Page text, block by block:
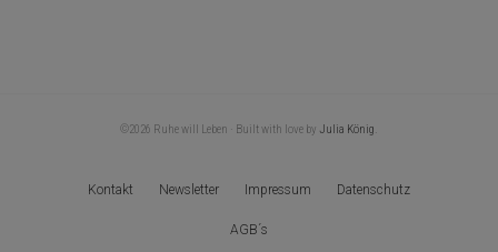
©2026 Ruhe will Leben · Built with love by Julia König.
Kontakt Newsletter Impressum Datenschutz
AGB´s